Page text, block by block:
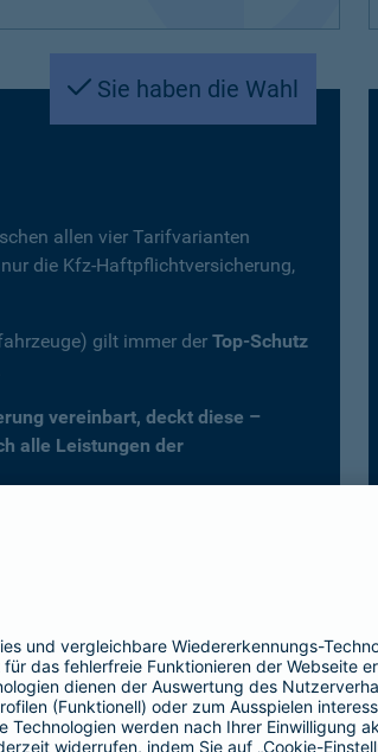
Sie haben die Wahl
allen vier Tarifvarianten
die Kfz-Haftpflichtversicherung,
gilt immer der Top-Schutz
vereinbart, deckt diese –
alle Leistungen der
im Überblick